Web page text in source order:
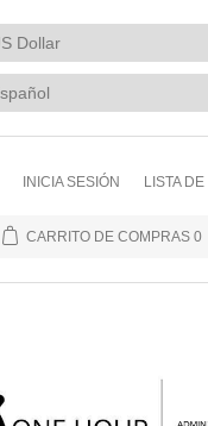
INICIA SESIÓN LISTA
CARRITO DE COMPRAS 0